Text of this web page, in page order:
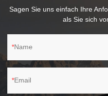
Sagen Sie uns einfach Ihre
als Sie sich
Name
Email